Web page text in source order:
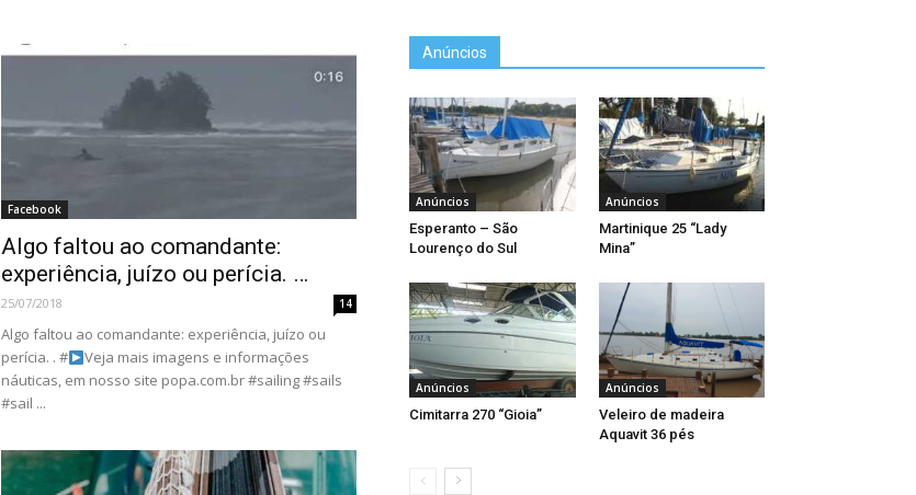
Facebook
Algo faltou ao comandante:
experiência, juízo ou perícia. …
25/07/2018 14
Algo faltou ao comandante: experiência, juízo ou
perícia. . #
Veja mais imagens e informações
náuticas, em nosso site popa.com.br #sailing #sails
#sail ...
Anúncios
Anúncios
Esperanto – São
Lourenço do Sul
Anúncios
Martinique 25 “Lady
Mina”
Anúncios
Cimitarra 270 “Gioia”
Anúncios
Veleiro de madeira
Aquavit 36 pés